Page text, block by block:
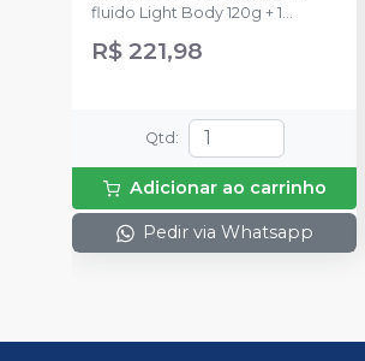
fluido Light Body 120g + 1
R$ 221,98
Qtd :
Adicionar ao carrinho
Pedir via Whatsapp